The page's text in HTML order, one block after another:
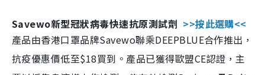
Savewo新型冠狀病毒快速抗原測試劑 >>按此選購<<
產品由香港口罩品牌Savewo聯乘DEEPBLUE合作推出，
抗疫優惠價低至$18買到。產品已獲得歐盟CE認證，主